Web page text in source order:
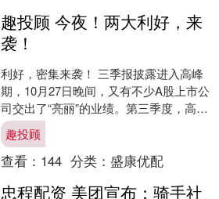
趣投顾 今夜！两大利好，来
袭！
利好，密集来袭！ 三季报披露进入高峰
期，10月27日晚间，又有不少A股上市公
司交出了“亮丽”的业绩。第三季度，高德
红外、深信服、大恒科技、德林海、以
岭药业、回盛....
趣投顾
查看： 144 分类： 盛康优配
忠程配资 美团宣布：骑手社